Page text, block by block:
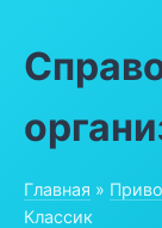
Главная »
Классик